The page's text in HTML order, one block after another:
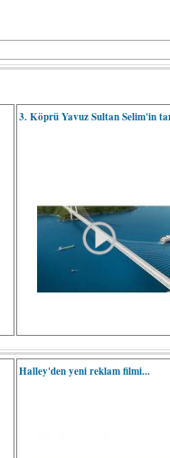
3. Köprü Yavuz Sultan Selim'in
Halley'den yeni reklam filmi...